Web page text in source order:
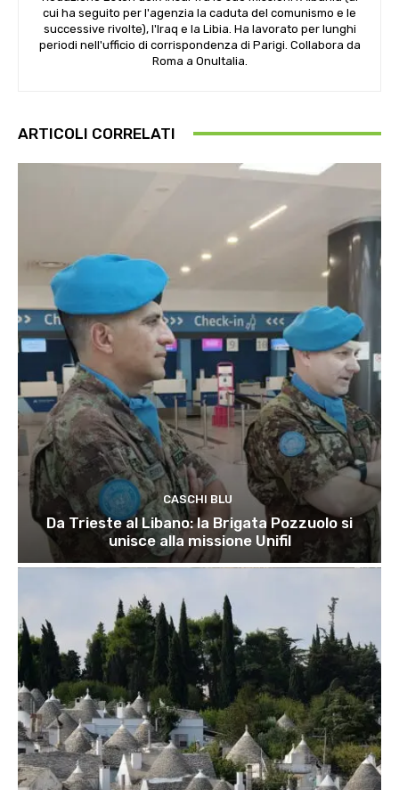
cui ha seguito per l'agenzia la caduta del comunismo e le
successive rivolte), l'Iraq e la Libia. Ha lavorato per lunghi
periodi nell'ufficio di corrispondenza di Parigi. Collabora da
Roma a OnuItalia.
ARTICOLI CORRELATI
CASCHI BLU
Da Trieste al Libano: la Brigata Pozzuolo si
unisce alla missione Unifil